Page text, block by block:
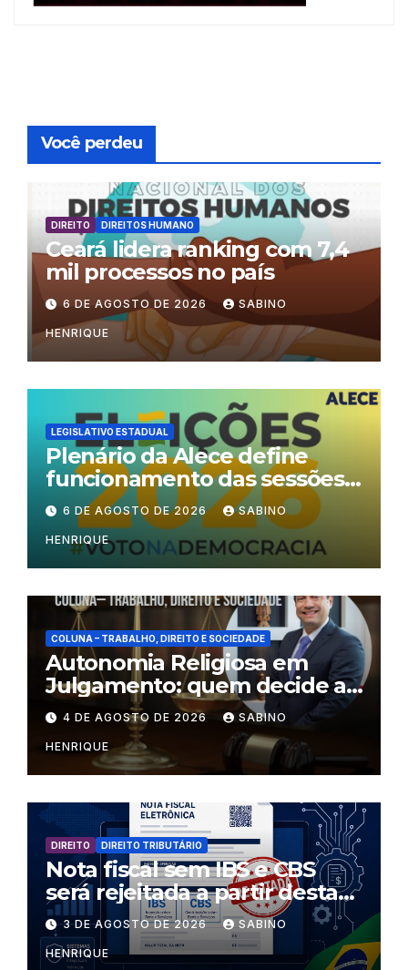
Você perdeu
DIREITO DIREITOS HUMANO
Ceará lidera ranking com 7,4
mil processos no país
6 DE AGOSTO DE 2026 SABINO
HENRIQUE
LEGISLATIVO ESTADUAL
Plenário da Alece define
funcionamento das sessões
durante o período eleitoral
6 DE AGOSTO DE 2026 SABINO
HENRIQUE
COLUNA – TRABALHO, DIREITO E SOCIEDADE
Autonomia Religiosa em
Julgamento: quem decide as
regras dentro dos templos?
4 DE AGOSTO DE 2026 SABINO
HENRIQUE
DIREITO DIREITO TRIBUTÁRIO
Nota fiscal sem IBS e CBS
será rejeitada a partir desta
segunda-feira
3 DE AGOSTO DE 2026 SABINO
HENRIQUE